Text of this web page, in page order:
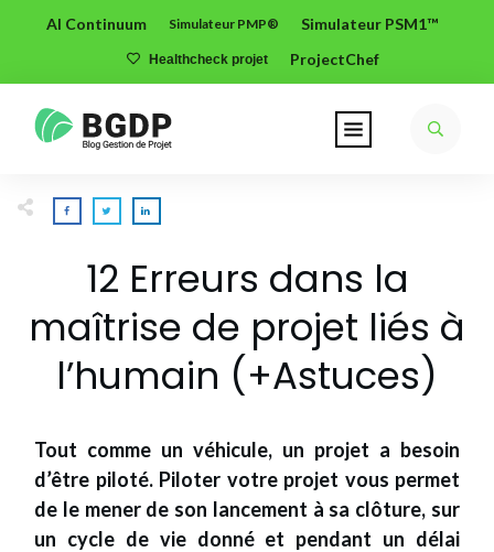
AI Continuum Simulateur PMP® Simulateur PSM1™
Healthcheck projet ProjectChef
12 Erreurs dans la
maîtrise de projet liés à
l’humain (+Astuces)
Tout comme un véhicule, un projet a besoin
d’être piloté. Piloter votre projet vous permet
de le mener de son lancement à sa clôture, sur
un cycle de vie donné et pendant un délai